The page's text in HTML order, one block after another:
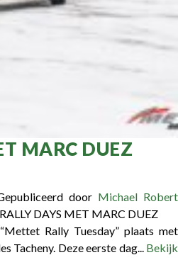
MARC DUEZ
door Michael Robert
DAYS MET MARC DUEZ
Rally Tuesday” plaats met
Tacheny. Deze eerste dag... Bekijk